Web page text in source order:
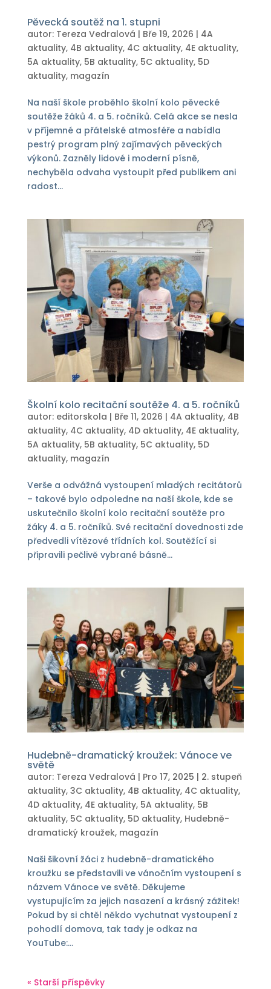
Pěvecká soutěž na 1. stupni
autor: Tereza Vedralová | Bře 19, 2026 | 4A
aktuality, 4B aktuality, 4C aktuality, 4E aktuality,
5A aktuality, 5B aktuality, 5C aktuality, 5D
aktuality, magazín
Na naší škole proběhlo školní kolo pěvecké
soutěže žáků 4. a 5. ročníků. Celá akce se nesla
v příjemné a přátelské atmosféře a nabídla
pestrý program plný zajímavých pěveckých
výkonů. Zazněly lidové i moderní písně,
nechyběla odvaha vystoupit před publikem ani
radost...
Školní kolo recitační soutěže 4. a 5. ročníků
autor: editorskola | Bře 11, 2026 | 4A aktuality, 4B
aktuality, 4C aktuality, 4D aktuality, 4E aktuality,
5A aktuality, 5B aktuality, 5C aktuality, 5D
aktuality, magazín
Verše a odvážná vystoupení mladých recitátorů
– takové bylo odpoledne na naší škole, kde se
uskutečnilo školní kolo recitační soutěže pro
žáky 4. a 5. ročníků. Své recitační dovednosti zde
předvedli vítězové třídních kol. Soutěžící si
připravili pečlivě vybrané básně...
Hudebně-dramatický kroužek: Vánoce ve
světě
autor: Tereza Vedralová | Pro 17, 2025 | 2. stupeň
aktuality, 3C aktuality, 4B aktuality, 4C aktuality,
4D aktuality, 4E aktuality, 5A aktuality, 5B
aktuality, 5C aktuality, 5D aktuality, Hudebně-
dramatický kroužek, magazín
Naši šikovní žáci z hudebně-dramatického
kroužku se představili ve vánočním vystoupení s
názvem Vánoce ve světě. Děkujeme
vystupujícím za jejich nasazení a krásný zážitek!
Pokud by si chtěl někdo vychutnat vystoupení z
pohodlí domova, tak tady je odkaz na
YouTube:...
« Starší příspěvky